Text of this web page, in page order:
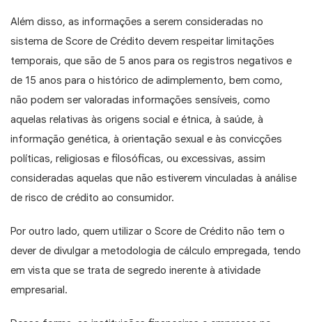
Além disso, as informações a serem consideradas no
sistema de Score de Crédito devem respeitar limitações
temporais, que são de 5 anos para os registros negativos e
de 15 anos para o histórico de adimplemento, bem como,
não podem ser valoradas informações sensíveis, como
aquelas relativas às origens social e étnica, à saúde, à
informação genética, à orientação sexual e às convicções
políticas, religiosas e filosóficas, ou excessivas, assim
consideradas aquelas que não estiverem vinculadas à análise
de risco de crédito ao consumidor.
Por outro lado, quem utilizar o Score de Crédito não tem o
dever de divulgar a metodologia de cálculo empregada, tendo
em vista que se trata de segredo inerente à atividade
empresarial.